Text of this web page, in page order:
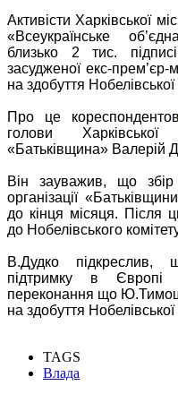
Активісти Харківської
«Всеукраїнське
близько 2 тис.
засудженої екс-прем’єр-
на здобуття
Про це
голови
«Батьківщина» Валерій
Він зауважив, що збір
організації
до кінця місяця. Після
до Нобелівського
В.Дудко підкреслив,
підтримку в
переконання що
на здобуття
TAGS
Влада